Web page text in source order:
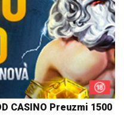
CASINO Preuzmi 1500